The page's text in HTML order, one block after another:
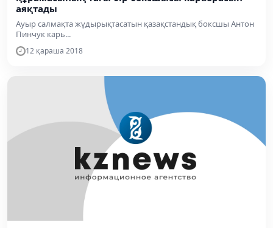
аяқтады
Ауыр салмақта жұдырықтасатын қазақстандық боксшы Антон
Пинчук карь...
12 қараша 2018